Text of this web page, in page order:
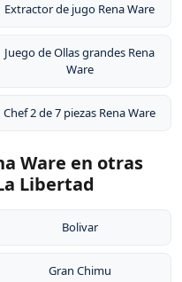
Extractor de jugo Rena Ware
Juego de Ollas grandes Rena
Ware
Chef 2 de 7 piezas Rena Ware
Ware en otras
Libertad
Bolivar
Gran Chimu